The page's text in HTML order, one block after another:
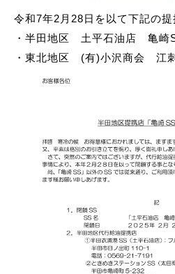
令和7年2月28日を以て下記の提
・半田地区 土平石油店 亀崎
・東北地区 (有)小沢商会 江